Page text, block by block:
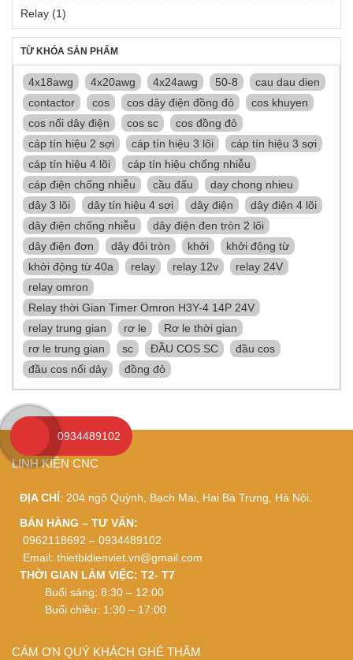
Relay (1)
TỪ KHÓA SẢN PHẨM
4x18awg 4x20awg 4x24awg 50-8
cau dau dien
contactor
cos cos dây điện đồng đỏ
cos khuyen
cos nối dây điện
cos sc
cos đồng đỏ
cáp tín hiệu 2 sợi
cáp tín hiệu 3 lõi
cáp tín hiệu 3 sợi
cáp tín hiệu 4 lõi
cáp tín hiệu chống nhiễu
cáp điện chống nhiễu
cầu đấu
day chong nhieu
dây 3 lõi
dây tín hiệu 4 sợi dây điện
dây điện 4 lõi
dây điện chống nhiễu
dây điện đen tròn 2 lõi
dây điện đơn
dây đôi tròn khởi
khởi động từ
khởi động từ 40a
relay relay 12v
relay 24V
relay omron
Relay thời Gian Timer Omron H3Y-4 14P 24V
relay trung gian
rơ le
Rơ le thời gian
rơ le trung gian
sc ĐẦU COS SC
đầu cos
đầu cos nối dây
đồng đỏ
LINH KIỆN CNC
ĐỊA CHỈ: 204 ngõ Quỳnh, Bạch Mai, Hai Bà Trưng, Hà Nội.
BÁN HÀNG – TƯ VẤN:
0962118692 – 0934489102
Email: thietbidienviet.vn@gmail.com
THỜI GIAN LÀM VIỆC: T2- T7
Buổi sáng: 8:30 – 12:00
Buổi chiều: 1:30 – 17:00
CÁM ƠN QUÝ KHÁCH GHÉ THĂM
0934489102